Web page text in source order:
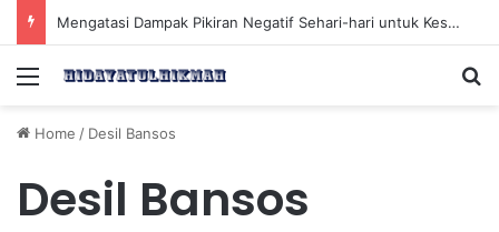
Mengatasi Dampak Pikiran Negatif Sehari-hari untuk Kesehatan Mental yang Lebih Baik
Menu
Home / Desil Bansos
Desil Bansos